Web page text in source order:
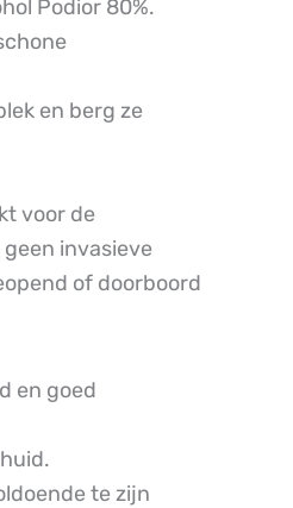
Podior 80%.
en berg ze
voor de
invasieve
of doorboord
en goed
te zijn